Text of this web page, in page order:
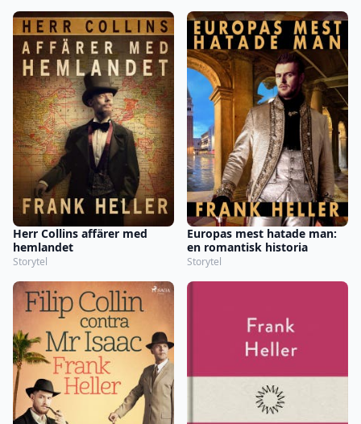
Herr Collins affärer med
hemlandet
Storytel
Europas mest hatade man:
en romantisk historia
Storytel